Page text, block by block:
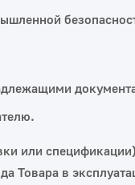
или
Товара в